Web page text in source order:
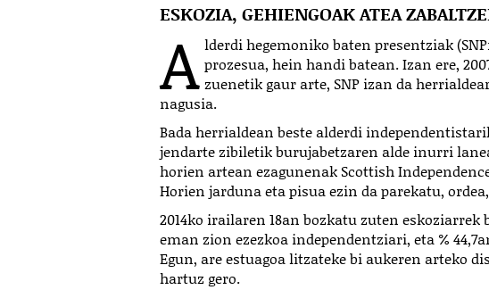
ESKOZIA, GEHIENGOAK ATEA
A lderdi hegemoniko baten presentziak
prozesua, hein handi batean. Izan ere,
zuenetik gaur arte, SNP izan da
nagusia.
Bada herrialdean beste alderdi
jendarte zibiletik burujabetzaren alde inurri
horien artean ezagunenak Scottish
Horien jarduna eta pisua ezin da parekatu,
2014ko irailaren 18an bozkatu zuten
eman zion ezezkoa independentziari, eta %
Egun, are estuagoa litzateke bi aukeren arteko
hartuz gero.